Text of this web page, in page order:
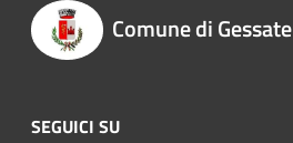
Comune di Gessate
SEGUICI SU